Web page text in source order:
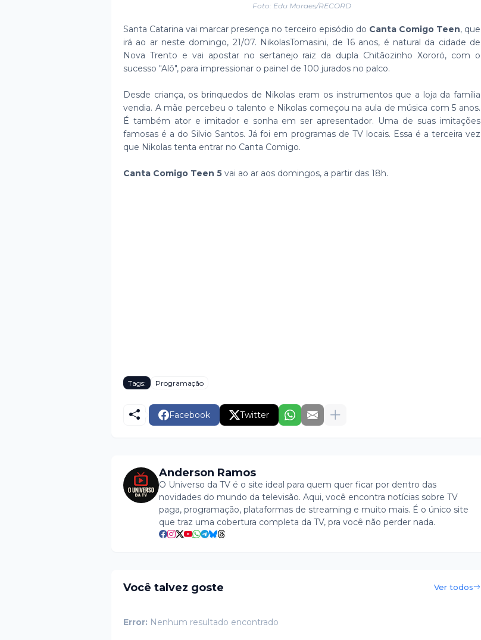
Foto: Edu Moraes/RECORD
Santa Catarina vai marcar presença no terceiro episódio do Canta Comigo Teen, que
irá ao ar neste domingo, 21/07. NikolasTomasini, de 16 anos, é natural da cidade de
Nova Trento e vai apostar no sertanejo raiz da dupla Chitãozinho Xororó, com o
sucesso "Alô", para impressionar o painel de 100 jurados no palco.
Desde criança, os brinquedos de Nikolas eram os instrumentos que a loja da família
vendia. A mãe percebeu o talento e Nikolas começou na aula de música com 5 anos.
É também ator e imitador e sonha em ser apresentador. Uma de suas imitações
famosas é a do Silvio Santos. Já foi em programas de TV locais. Essa é a terceira vez
que Nikolas tenta entrar no Canta Comigo.
Canta Comigo Teen 5 vai ao ar aos domingos, a partir das 18h.
Tags: Programação
Facebook Twitter
Anderson Ramos
O Universo da TV é o site ideal para quem quer ficar por dentro das
novidades do mundo da televisão. Aqui, você encontra notícias sobre TV
paga, programação, plataformas de streaming e muito mais. É o único site
que traz uma cobertura completa da TV, pra você não perder nada.
Você talvez goste Ver todos
Error: Nenhum resultado encontrado